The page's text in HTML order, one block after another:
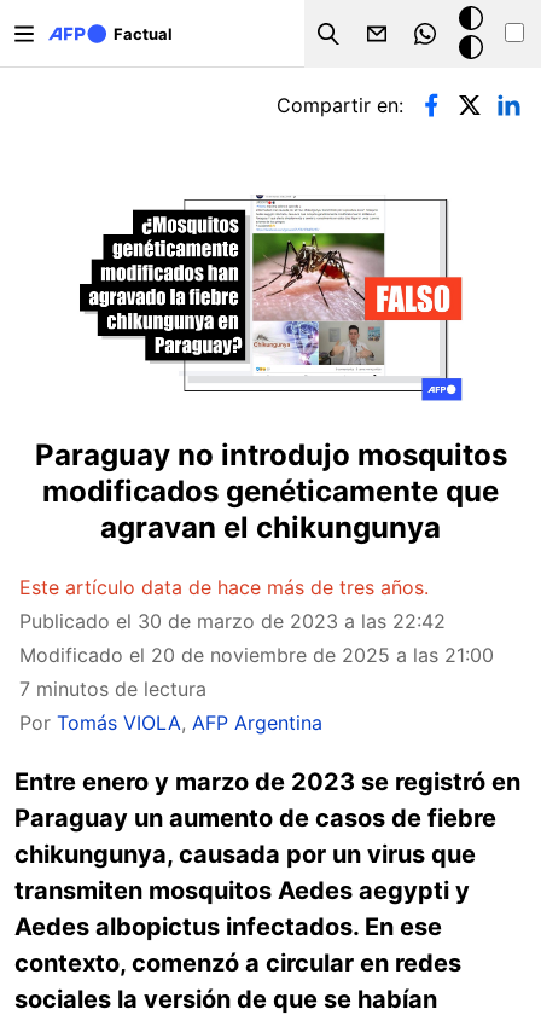
Factual
Search
Modo
oscuro
Solapas principales
Compartir en:
Paraguay no introdujo mosquitos
modificados genéticamente que
agravan el chikungunya
Este artículo data de hace más de tres años.
Publicado el 30 de marzo de 2023 a las 22:42
Modificado el 20 de noviembre de 2025 a las 21:00
7 minutos de lectura
Por Tomás VIOLA, AFP Argentina
Entre enero y marzo de 2023 se registró en
Paraguay un aumento de casos de fiebre
chikungunya, causada por un virus que
transmiten mosquitos Aedes aegypti y
Aedes albopictus infectados. En ese
contexto, comenzó a circular en redes
sociales la versión de que se habían